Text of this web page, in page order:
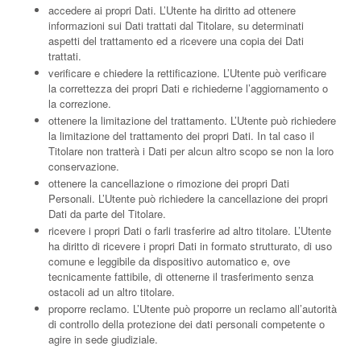
accedere ai propri Dati. L’Utente ha diritto ad ottenere
informazioni sui Dati trattati dal Titolare, su determinati
aspetti del trattamento ed a ricevere una copia dei Dati
trattati.
verificare e chiedere la rettificazione. L’Utente può verificare
la correttezza dei propri Dati e richiederne l’aggiornamento o
la correzione.
ottenere la limitazione del trattamento. L’Utente può richiedere
la limitazione del trattamento dei propri Dati. In tal caso il
Titolare non tratterà i Dati per alcun altro scopo se non la loro
conservazione.
ottenere la cancellazione o rimozione dei propri Dati
Personali. L’Utente può richiedere la cancellazione dei propri
Dati da parte del Titolare.
ricevere i propri Dati o farli trasferire ad altro titolare. L’Utente
ha diritto di ricevere i propri Dati in formato strutturato, di uso
comune e leggibile da dispositivo automatico e, ove
tecnicamente fattibile, di ottenerne il trasferimento senza
ostacoli ad un altro titolare.
proporre reclamo. L’Utente può proporre un reclamo all’autorità
di controllo della protezione dei dati personali competente o
agire in sede giudiziale.